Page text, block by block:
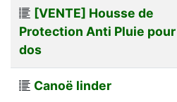
[VENTE] Housse de
Protection Anti Pluie pour
dos
Canoë linder